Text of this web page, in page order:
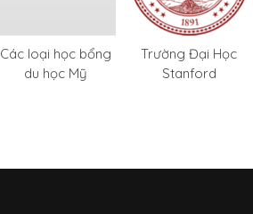
Các loại học bổng
du học Mỹ
Trường Đại Học
Stanford